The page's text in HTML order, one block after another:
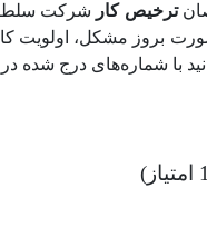
ترخیص کار شرکت سلطان
بروز مشکل، اولویت
با شماره‌های درج شده